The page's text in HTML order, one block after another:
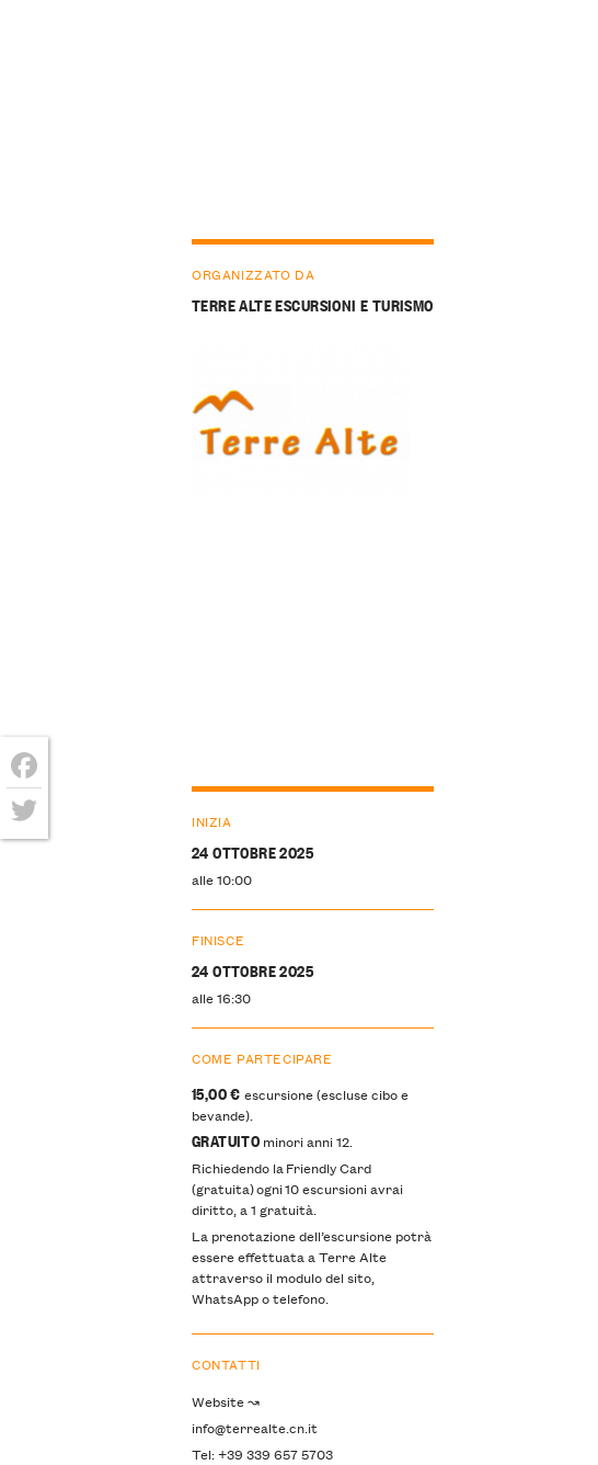
ORGANIZZATO DA
TERRE ALTE ESCURSIONI E TURISMO
INIZIA
24 OTTOBRE 2025
alle 10:00
FINISCE
24 OTTOBRE 2025
alle 16:30
COME PARTECIPARE
15,00 € escursione (escluse cibo e
bevande).
GRATUITO minori anni 12.
Richiedendo la Friendly Card
(gratuita) ogni 10 escursioni avrai
diritto, a 1 gratuità.
La prenotazione dell’escursione potrà
essere effettuata a Terre Alte
attraverso il modulo del sito,
WhatsApp o telefono.
CONTATTI
Website ↝
info@terrealte.cn.it
Tel: +39 339 657 5703
Facebook
Twitter